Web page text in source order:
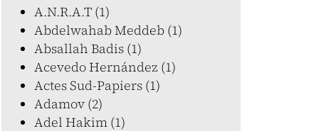
A.N.R.A.T (1)
Abdelwahab Meddeb (1)
Absallah Badis (1)
Acevedo Hernández (1)
Actes Sud-Papiers (1)
Adamov (2)
Adel Hakim (1)